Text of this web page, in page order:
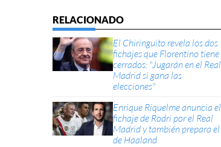
El Chiringuito revela los dos
fichajes que Florentino tiene
cerrados: "Jugarán en el Real
Madrid si gana las
elecciones"
Enrique Riquelme anuncia el
fichaje de Rodri por el Real
Madrid y también prepara el
de Haaland